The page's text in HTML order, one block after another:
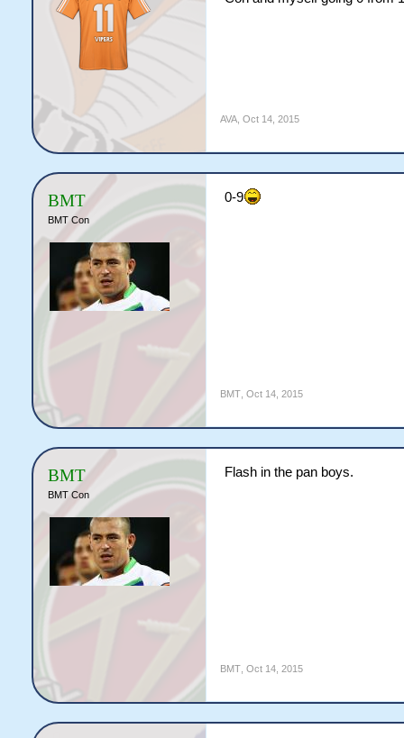
AVA, Oct 14, 2015
BMT
BMT Con
0-9
BMT, Oct 14, 2015
BMT
BMT Con
Flash in the pan boys.
BMT, Oct 14, 2015